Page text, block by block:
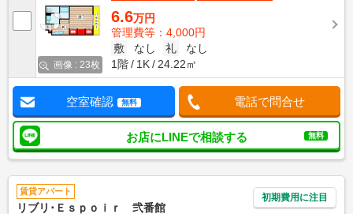
画像 : 23枚
6.6万円
管理費等：4,000円
敷
なし 礼
なし
1階
1K 24.22㎡
空室確認 無料 電話で問合せ
お店にLINEで相談する 無料
賃貸アパート
リブリ･Ｅｓｐｏｉｒ 弐番館
初期費用に注目